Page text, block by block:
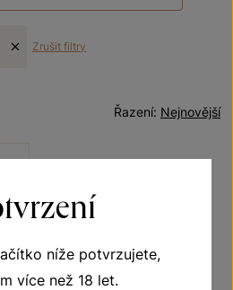
Zrušit filtry
Nejnovější
Řazení:
níže potvrzujete,
více než 18 let.